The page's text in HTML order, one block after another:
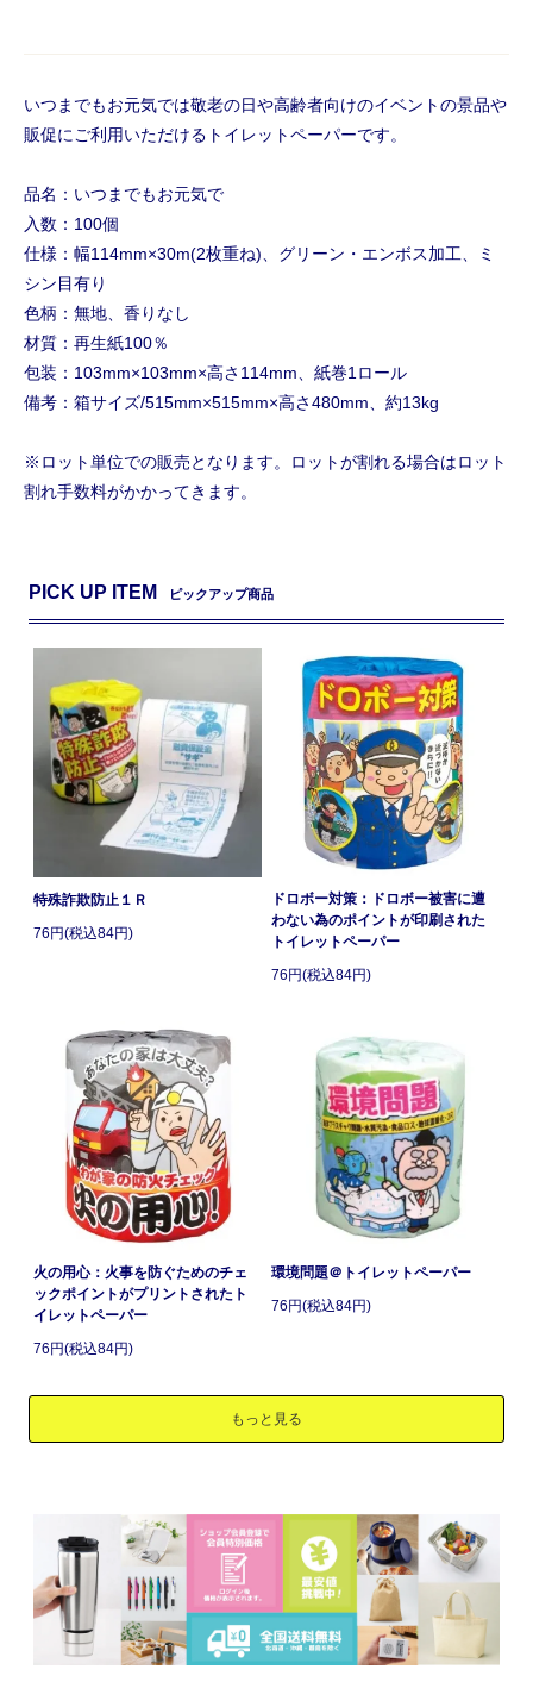
いつまでもお元気では敬老の日や高齢者向けのイベントの景品や
販促にご利用いただけるトイレットペーパーです。
品名：いつまでもお元気で
入数：100個
仕様：幅114mm×30m(2枚重ね)、グリーン・エンボス加工、ミ
シン目有り
色柄：無地、香りなし
材質：再生紙100％
包装：103mm×103mm×高さ114mm、紙巻1ロール
備考：箱サイズ/515mm×515mm×高さ480mm、約13kg
※ロット単位での販売となります。ロットが割れる場合はロット
割れ手数料がかかってきます。
PICK UP ITEM ピックアップ商品
特殊詐欺防止１Ｒ
76円(税込84円)
ドロボー対策：ドロボー被害に遭
わない為のポイントが印刷された
トイレットペーパー
76円(税込84円)
火の用心：火事を防ぐためのチェ
ックポイントがプリントされたト
イレットペーパー
76円(税込84円)
環境問題＠トイレットペーパー
76円(税込84円)
もっと見る